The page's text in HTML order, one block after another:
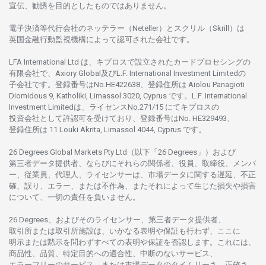
宣伝、 勧誘を 目的としたものではありません。
電子決済等代行会社のネッテラー （Neteller）と スクリル （Skrill）は
英国金融行動監視機構に よって認可さ れた会社です。
LFA International Ltd は、 キプロスで設立さ れた カードプロセシングの
有限会社で、Axiory Global及びL.F. International Investment Limitedの
子会社です。 登録番号はNo.HE422638、 登録住所は Aiolou Panagioti
Diomidous 9, Katholiki, Limassol 3020, Cyprus です。L.F. International
Investment Limitedは、 ライセンスNo.271/15 にてキプロスの
投資会社として許認可を受けており、 登録番号はNo. HE329493、
登録住所は 11 Louki Akrita, Limassol 4044, Cyprus です。
26 Degrees Global Markets Pty Ltd（以下「26 Degrees」） および
第三者データ提供者、ならびにそれらの関係者、役員、取締役、メンバ
ー、従業員、代理人、ライセンサーは、 市場データに関する遅延、不正
確、誤り、エラー、
または不作為、 またそれに よって生じた損失や損害
について、 一切の責任を負いません。
26 Degrees、 およびそのライセンサー、 第三者データ提供者、
取引所または取引所施設は、いかなる表明や保証も行わず、
ここに
明示または黙示を問わずすべての表明や保証を否認し ます。
これには、
商品性、品質、 特定目的への適合性、 中断のないサービス、